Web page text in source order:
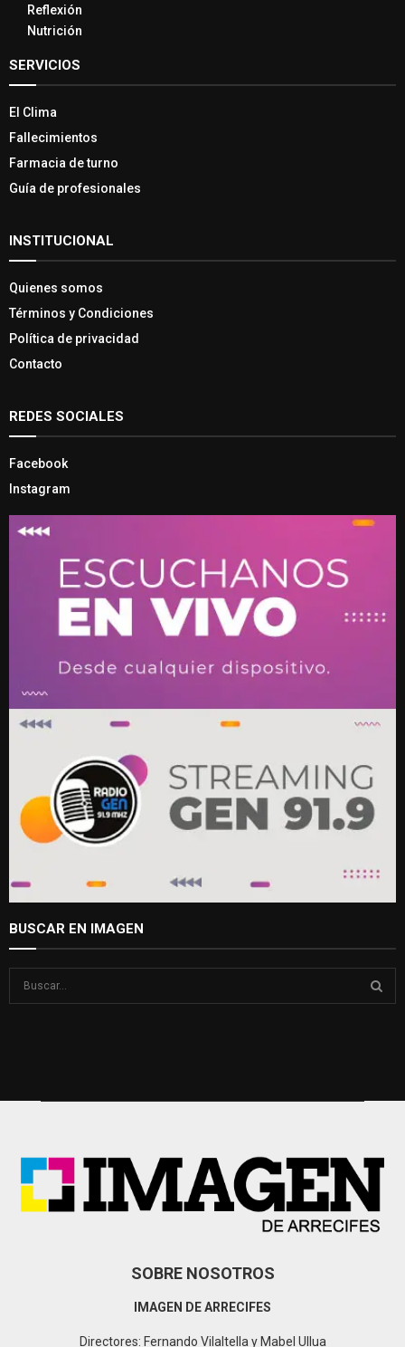
Reflexión
Nutrición
SERVICIOS
El Clima
Fallecimientos
Farmacia de turno
Guía de profesionales
INSTITUCIONAL
Quienes somos
Términos y Condiciones
Política de privacidad
Contacto
REDES SOCIALES
Facebook
Instagram
BUSCAR EN IMAGEN
SOBRE NOSOTROS
IMAGEN DE ARRECIFES
Directores: Fernando Vilaltella y Mabel Ullua